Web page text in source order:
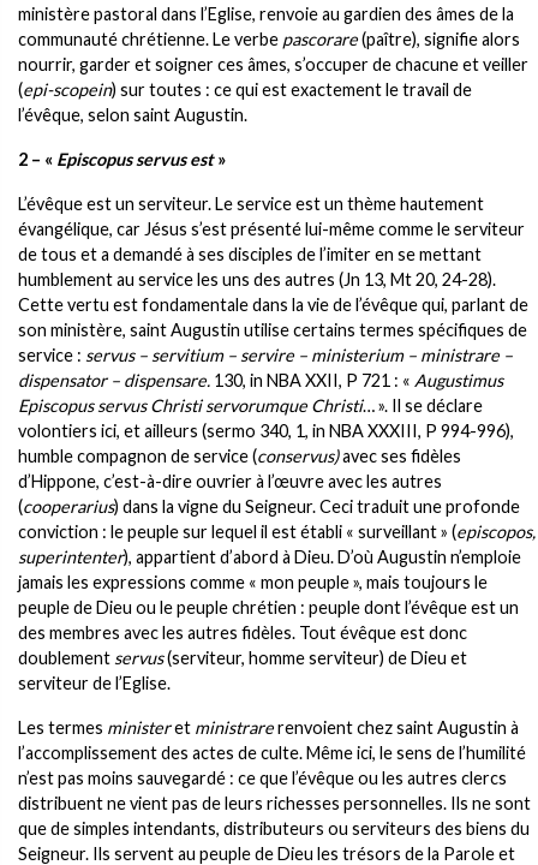
ministère pastoral dans l’Eglise, renvoie au gardien des âmes de la
communauté chrétienne. Le verbe pascorare(paître), signifie alors
nourrir, garder et soigner ces âmes, s’occuper de chacune et veiller
(epi-scopein) sur toutes : ce qui est exactement le travail de
l’évêque, selon saint Augustin.
2 – « Episcopus servus est»
L’évêque est un serviteur. Le service est un thème hautement
évangélique, car Jésus s’est présenté lui-même comme le serviteur
de tous et a demandé à ses disciples de l’imiter en se mettant
humblement au service les uns des autres (Jn 13, Mt 20, 24-28).
Cette vertu est fondamentale dans la vie de l’évêque qui, parlant de
son ministère, saint Augustin utilise certains termes spécifiques de
service : servus – servitium – servire – ministerium – ministrare –
dispensator – dispensare. 130, in NBA XXII, P 721 : « Augustimus
Episcopus servus Christi servorumque Christi… ». Il se déclare
volontiers ici, et ailleurs (sermo 340, 1, in NBA XXXIII, P 994-996),
humble compagnon de service (conservus)avec ses fidèles
d’Hippone, c’est-à-dire ouvrier à l’œuvre avec les autres
(cooperarius) dans la vigne du Seigneur. Ceci traduit une profonde
conviction : le peuple sur lequel il est établi « surveillant » (episcopos,
superintenter), appartient d’abord à Dieu. D’où Augustin n’emploie
jamais les expressions comme « mon peuple », mais toujours le
peuple de Dieu ou le peuple chrétien : peuple dont l’évêque est un
des membres avec les autres fidèles. Tout évêque est donc
doublement servus(serviteur, homme serviteur) de Dieu et
serviteur de l’Eglise.
Les termes ministeret ministrarerenvoient chez saint Augustin à
l’accomplissement des actes de culte. Même ici, le sens de l’humilité
n’est pas moins sauvegardé : ce que l’évêque ou les autres clercs
distribuent ne vient pas de leurs richesses personnelles. Ils ne sont
que de simples intendants, distributeurs ou serviteurs des biens du
Seigneur. Ils servent au peuple de Dieu les trésors de la Parole et